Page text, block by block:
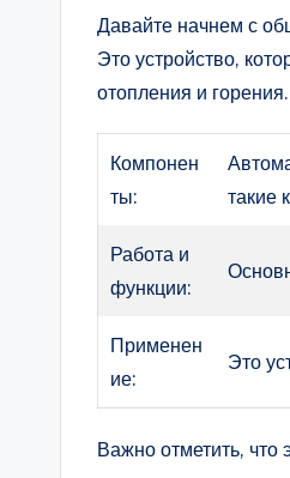
Давайте начнем с
Это устройство,
отопления и горения.
Компонен
ты:
такие
Работа и
функции:
Применен
ие:
Это
Важно отметить, что